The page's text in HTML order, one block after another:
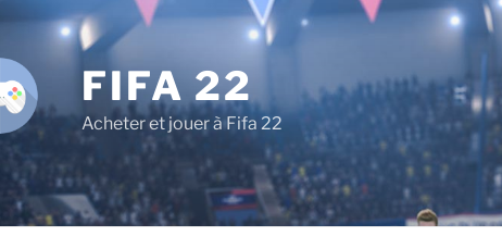
FIFA 22
Acheter et jouer à Fifa 22